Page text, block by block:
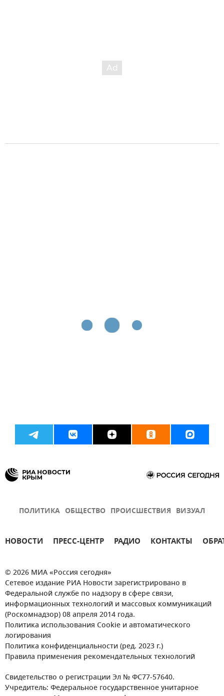
ПОЛИТИКА ОБЩЕСТВО ПРОИСШЕСТВИЯ ВИЗУАЛ
НОВОСТИ ПРЕСС-ЦЕНТР РАДИО КОНТАКТЫ
© 2026 МИА «Россия сегодня»
Сетевое издание РИА Новости зарегистрировано в
Федеральной службе по надзору в сфере связи,
информационных технологий и массовых коммуникаций
(Роскомнадзор) 08 апреля 2014 года.
Политика использования Cookie и автоматического
логирования
Политика конфиденциальности (ред. 2023 г.)
Правила применения рекомендательных технологий
Свидетельство о регистрации Эл № ФС77-57640.
Учредитель: Федеральное государственное унитарное